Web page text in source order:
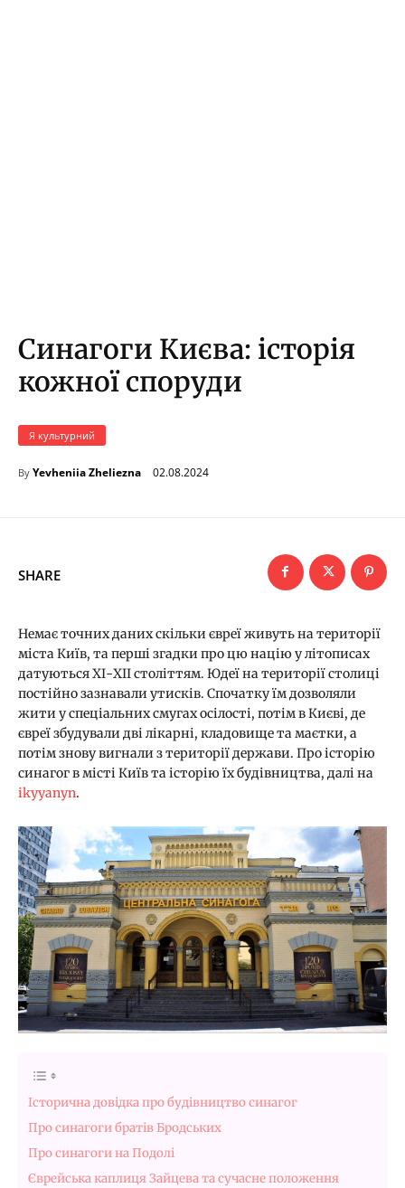
Синагоги Києва: історія
кожної споруди
Я культурний
By Yevheniia Zheliezna 02.08.2024
SHARE
Немає точних даних скільки євреї живуть на території
міста Київ, та перші згадки про цю націю у літописах
датуються ХІ-ХІІ століттям. Юдеї на території столиці
постійно зазнавали утисків. Спочатку їм дозволяли
жити у спеціальних смугах осілості, потім в Києві, де
євреї збудували дві лікарні, кладовище та маєтки, а
потім знову вигнали з території держави. Про історію
синагог в місті Київ та історію їх будівництва, далі на
ikyyanyn.
Історична довідка про будівництво синагог
Про синагоги братів Бродських
Про синагоги на Подолі
Єврейська каплиця Зайцева та сучасне положення